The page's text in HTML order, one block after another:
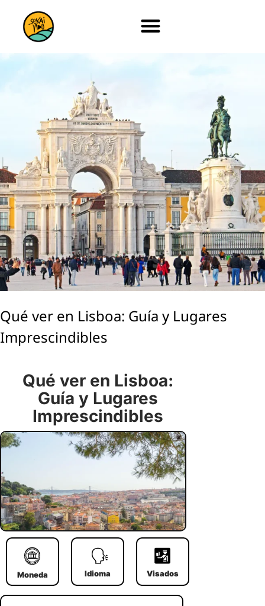
Qué ver en Lisboa: Guía y Lugares
Imprescindibles
Qué ver en Lisboa:
Guía y Lugares
Imprescindibles
Moneda Idioma Visados